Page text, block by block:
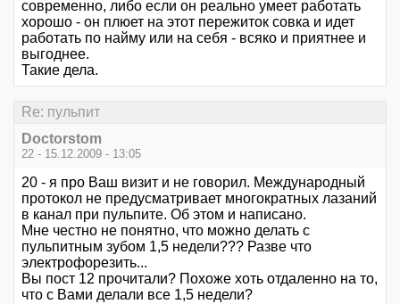
современно, либо если он реально умеет работать
хорошо - он плюет на этот пережиток совка и идет
работать по найму или на себя - всяко и приятнее и
выгоднее.
Такие дела.
Re: пульпит
Doctorstom
22 - 15.12.2009 - 13:05
20 - я про Ваш визит и не говорил. Международный
протокол не предусматривает многократных лазаний
в канал при пульпите. Об этом и написано.
Мне честно не понятно, что можно делать с
пульпитным зубом 1,5 недели??? Разве что
электрофорезить...
Вы пост 12 прочитали? Похоже хоть отдаленно на то,
что с Вами делали все 1,5 недели?